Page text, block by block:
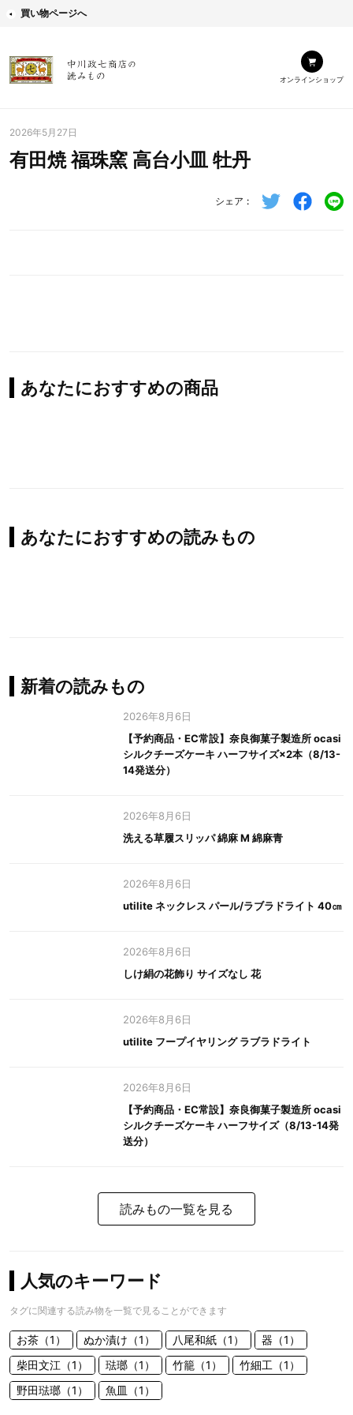
買い物ページへ
オンラインショップ
2026年5月27日
有田焼 福珠窯 高台小皿 牡丹
シェア
あなたにおすすめの商品
あなたにおすすめの読みもの
新着の読みもの
2026年8月6日
【予約商品・EC常設】奈良御菓子製造所 ocasi
シルクチーズケーキ ハーフサイズ×2本（8/13-
14発送分）
2026年8月6日
洗える草履スリッパ 綿麻 M 綿麻青
2026年8月6日
utilite ネックレス パール/ラブラドライト 40㎝
2026年8月6日
しけ絹の花飾り サイズなし 花
2026年8月6日
utilite フープイヤリング ラブラドライト
2026年8月6日
【予約商品・EC常設】奈良御菓子製造所 ocasi
シルクチーズケーキ ハーフサイズ（8/13-14発
送分）
読みもの一覧を見る
人気のキーワード
タグに関連する読み物を一覧で見ることができます
お茶（1） ぬか漬け（1） 八尾和紙（1）
器（1）
柴田文江（1）
琺瑯（1） 竹籠（1）
竹細工（1）
野田琺瑯（1）
魚皿（1）